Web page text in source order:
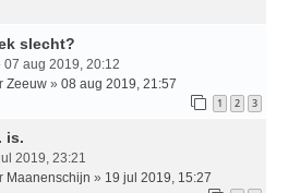
slecht?
07 aug 2019, 20:12
Zeeuw » 08 aug 2019, 21:57
1 2 3
is.
2019, 23:21
Maanenschijn » 19 jul 2019, 15:27